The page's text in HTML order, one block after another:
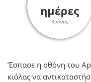
ημέρες
Χρόνος
‘Εσπασε η οθόνη του
κιόλας να